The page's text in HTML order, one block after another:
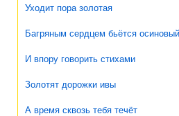
Уходит пора золотая
Багряным сердцем бьётся
И впору говорить стихами
Золотят дорожки ивы
А время сквозь тебя течёт